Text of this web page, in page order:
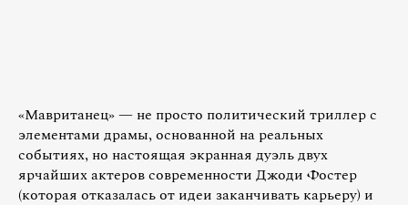
«Мавританец» — не просто политический триллер с
элементами драмы, основанной на реальных
событиях, но настоящая экранная дуэль двух
ярчайших актеров современности Джоди Фостер
(которая отказалась от идеи заканчивать карьеру) и